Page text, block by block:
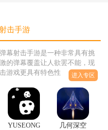
击手游
幕射击手游是一种非常具有挑
的弹幕覆盖让人欲罢不能，现
游戏更具有特色性，增加了各
能够体验到最刺激的射击，小
一款是你喜欢的，有兴趣的玩
进入专区
YUSEONG(超
几何深空